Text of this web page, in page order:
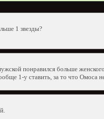
1 звезды?
понравился больше
1-у ставить, за то что Омоса